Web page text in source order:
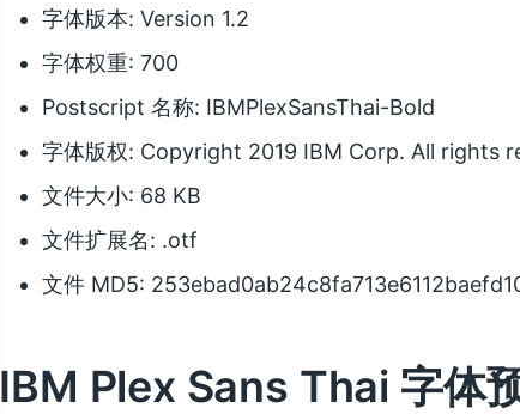
字体版本: Version 1.2
字体权重: 700
Postscript 名称: IBMPlexSansThai-Bold
字体版权: Copyright 2019 IBM Corp. All rights
文件大小: 68 KB
文件扩展名: .otf
文件 MD5:
IBM Plex Sans Thai 字体